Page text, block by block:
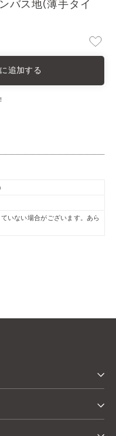
バス地(薄手タイ
追加する
いない場合がございます。あら